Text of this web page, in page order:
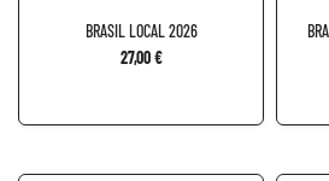
BRASIL LOCAL 2026
27,00 €